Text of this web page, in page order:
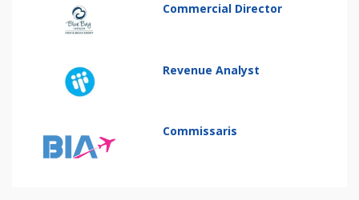
Commercial Director
Revenue Analyst
Commissaris